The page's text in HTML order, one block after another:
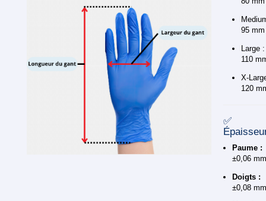
95 mm
Large :
110
X-
120
✅
Paume :
±0,06
Doigts :
±0,08 mm